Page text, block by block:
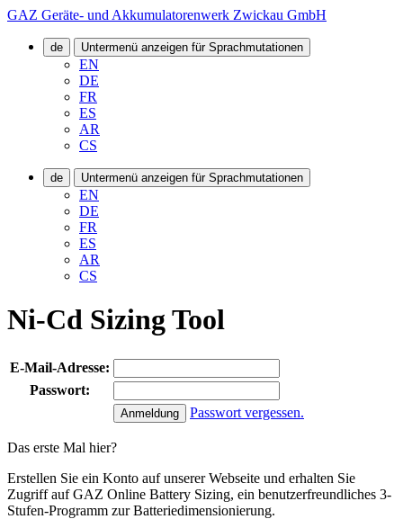
GAZ Geräte- und Akkumulatorenwerk Zwickau GmbH
de Untermenü anzeigen für Sprachmutationen
EN
DE
FR
ES
AR
CS
de Untermenü anzeigen für Sprachmutationen
EN
DE
FR
ES
AR
CS
Ni-Cd Sizing Tool
E-Mail-Adresse:
Passwort:
Passwort vergessen.
Das erste Mal hier?
Erstellen Sie ein Konto auf unserer Webseite und erhalten Sie
Zugriff auf GAZ Online Battery Sizing, ein benutzerfreundliches 3-
Stufen-Programm zur Batteriedimensionierung.